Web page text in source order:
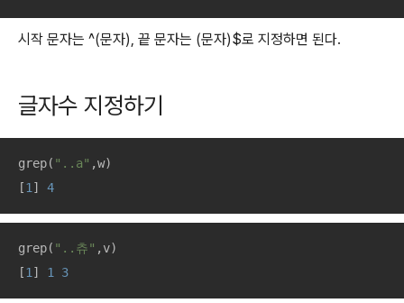
시작 문자는 ^(문자), 끝 문자는 (문자)$로 지정하면 된다.
글자수 지정하기
grep( "..a" ,w)
[1 ] 4
grep( "..츄" ,v)
[1 ] 1 3